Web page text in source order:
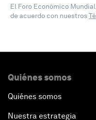
El Foro Económico
de acuerdo con nuestros
Quiénes somos
Quiénes somos
Nuestra estrategia